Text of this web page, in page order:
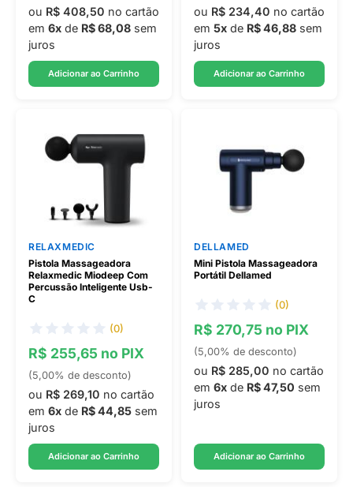
ou R$ 408,50 no cartão
em 6x de R$ 68,08 sem
juros
Adicionar ao Carrinho
ou R$ 234,40 no cartão
em 5x de R$ 46,88 sem
juros
Adicionar ao Carrinho
RELAXMEDIC
Pistola Massageadora
Relaxmedic Miodeep Com
Percussão Inteligente Usb-
C
(0)
R$ 255,65 no PIX
(5,00% de desconto)
ou R$ 269,10 no cartão
em 6x de R$ 44,85 sem
juros
Adicionar ao Carrinho
DELLAMED
Mini Pistola Massageadora
Portátil Dellamed
(0)
R$ 270,75 no PIX
(5,00% de desconto)
ou R$ 285,00 no cartão
em 6x de R$ 47,50 sem
juros
Adicionar ao Carrinho